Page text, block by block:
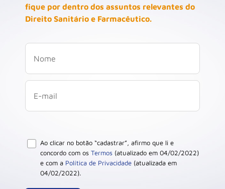
fique por dentro dos assuntos relevantes do
Direito Sanitário e Farmacêutico.
Ao clicar no botão “cadastrar”, afirmo que li e
concordo com os Termos (atualizado em 04/02/2022)
e com a Política de Privacidade (atualizada em
04/02/2022).